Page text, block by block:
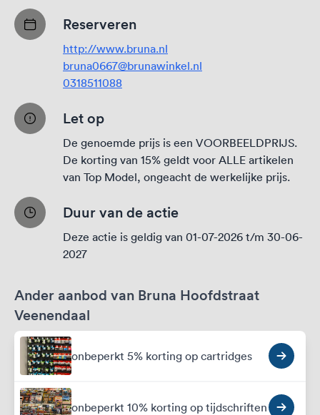
Reserveren
http://www.bruna.nl
bruna0667@brunawinkel.nl
0318511088
Let op
De genoemde prijs is een VOORBEELDPRIJS.
De korting van 15% geldt voor ALLE artikelen
van Top Model, ongeacht de werkelijke prijs.
Duur van de actie
Deze actie is geldig van 01-07-2026 t/m 30-06-
2027
Ander aanbod van Bruna Hoofdstraat
Veenendaal
onbeperkt 5% korting op cartridges
onbeperkt 10% korting op tijdschriften